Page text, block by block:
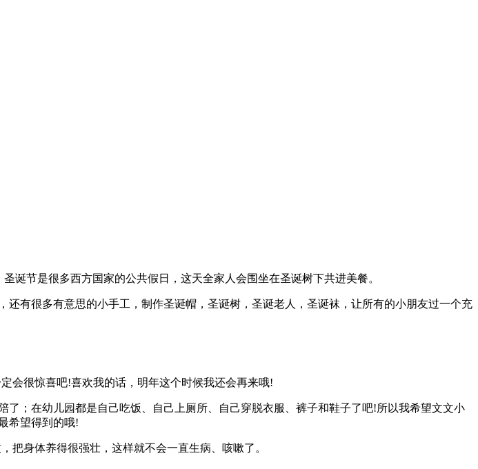
诞节是很多西方国家的公共假日，这天全家人会围坐在圣诞树下共进美餐。
有很多有意思的小手工，制作圣诞帽，圣诞树，圣诞老人，圣诞袜，让所有的小朋友过一个充
会很惊喜吧!喜欢我的话，明年这个时候我还会再来哦!
；在幼儿园都是自己吃饭、自己上厕所、自己穿脱衣服、裤子和鞋子了吧!所以我希望文文小
希望得到的哦!
把身体养得很强壮，这样就不会一直生病、咳嗽了。